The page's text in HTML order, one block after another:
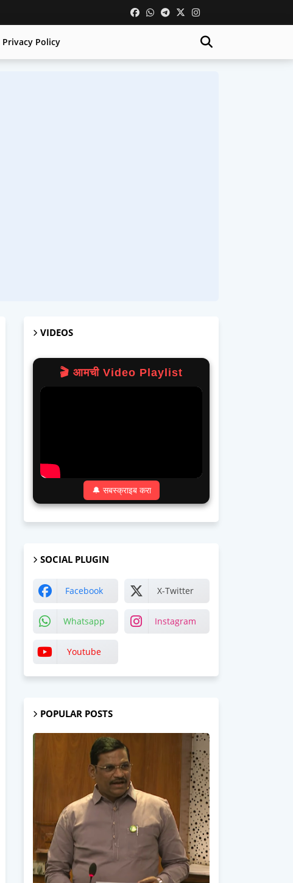
Privacy Policy
VIDEOS
🎬 आमची Video Playlist
🔔 सबस्क्राइब करा
SOCIAL PLUGIN
Facebook X-Twitter
Whatsapp Instagram
Youtube
POPULAR POSTS